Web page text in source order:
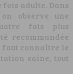
fois adulte. Dans
observe une
fois plus
recommandée
faut connaître le
saine, tout